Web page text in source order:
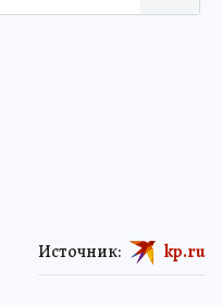
Источник: kp.ru